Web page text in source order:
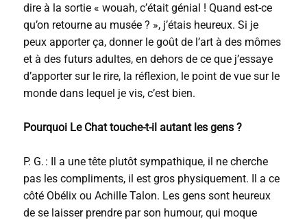
dire à la sortie « wouah, c’était génial ! Quand est-ce
qu’on retourne au musée ? », j’étais heureux. Si je
peux apporter ça, donner le goût de l’art à des mômes
et à des futurs adultes, en dehors de ce que j’essaye
d’apporter sur le rire, la réflexion, le point de vue sur le
monde dans lequel je vis, c’est bien.
Pourquoi Le Chat touche-t-il autant les gens ?
P. G. : Il a une tête plutôt sympathique, il ne cherche
pas les compliments, il est gros physiquement. Il a ce
côté Obélix ou Achille Talon. Les gens sont heureux
de se laisser prendre par son humour, qui moque